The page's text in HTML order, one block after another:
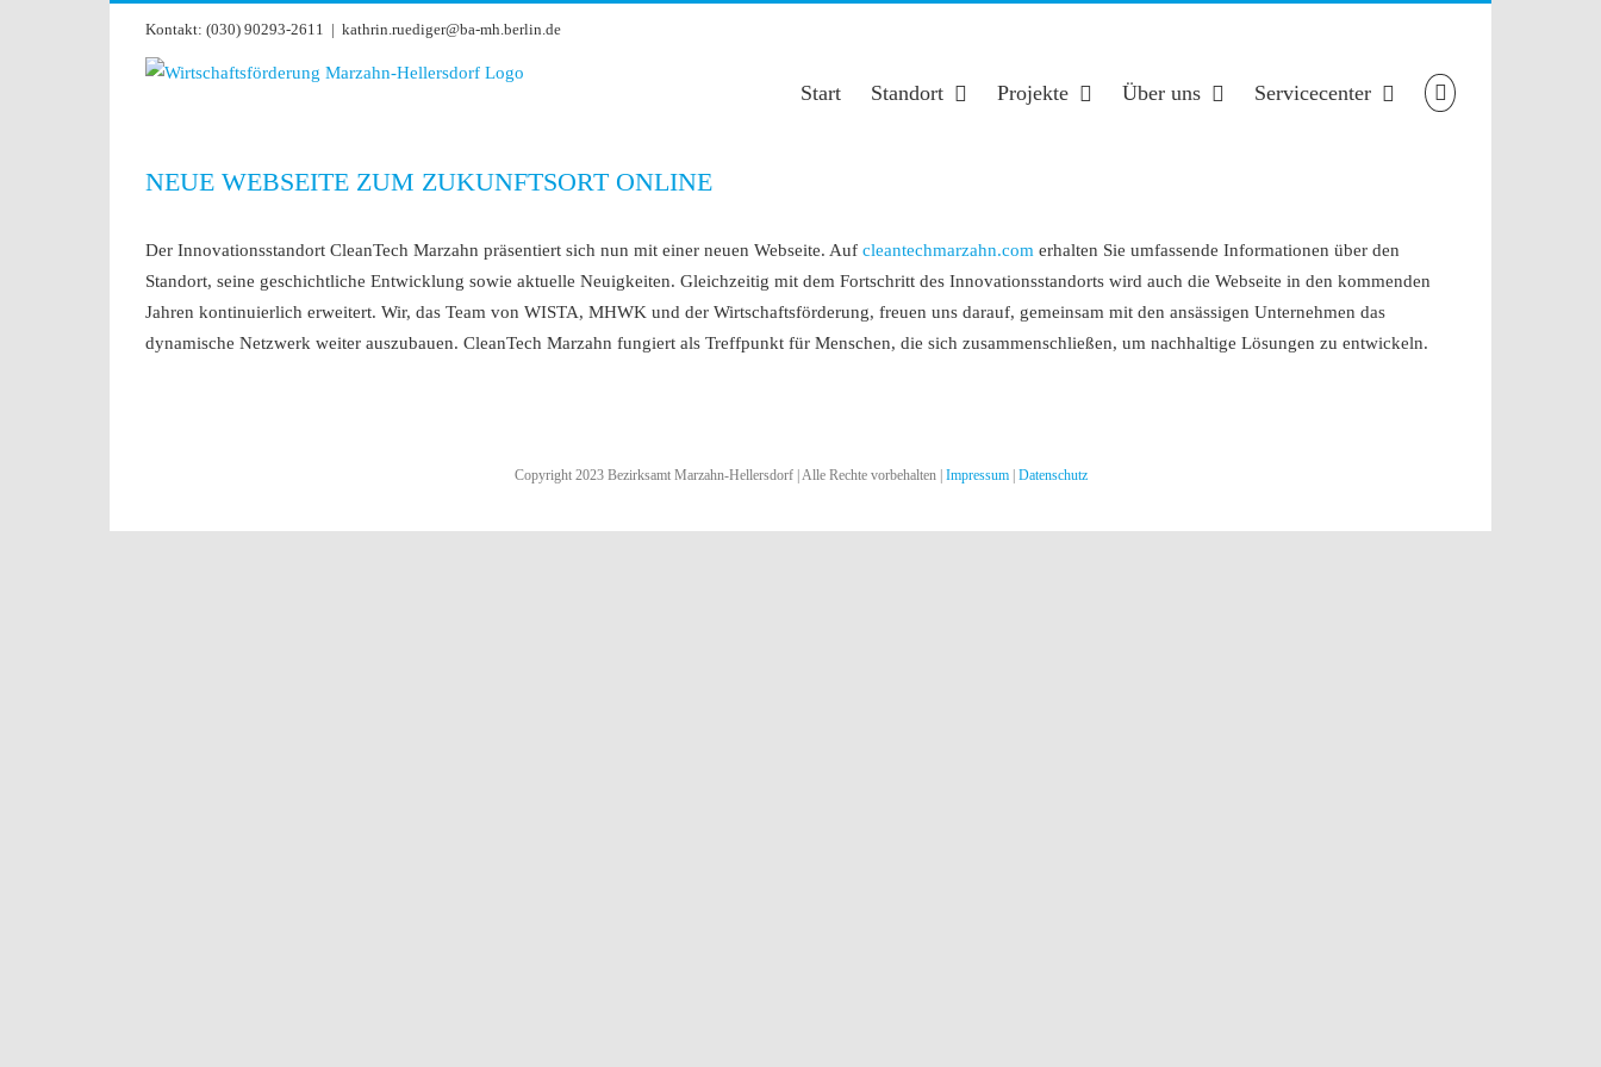
Kontakt: (030) 90293-2611 | kathrin.ruediger@ba-mh.berlin.de
Start Standort Projekte Über uns Servicecenter
NEUE WEBSEITE ZUM ZUKUNFTSORT ONLINE
Der Innovationsstandort CleanTech Marzahn präsentiert sich nun mit einer neuen Webseite. Auf cleantechmarzahn.com erhalten Sie umfassende Informationen über den
Standort, seine geschichtliche Entwicklung sowie aktuelle Neuigkeiten. Gleichzeitig mit dem Fortschritt des Innovationsstandorts wird auch die Webseite in den kommenden
Jahren kontinuierlich erweitert. Wir, das Team von WISTA, MHWK und der Wirtschaftsförderung, freuen uns darauf, gemeinsam mit den ansässigen Unternehmen das
dynamische Netzwerk weiter auszubauen. CleanTech Marzahn fungiert als Treffpunkt für Menschen, die sich zusammenschließen, um nachhaltige Lösungen zu entwickeln.
Copyright 2023 Bezirksamt Marzahn-Hellersdorf | Alle Rechte vorbehalten | Impressum| Datenschutz